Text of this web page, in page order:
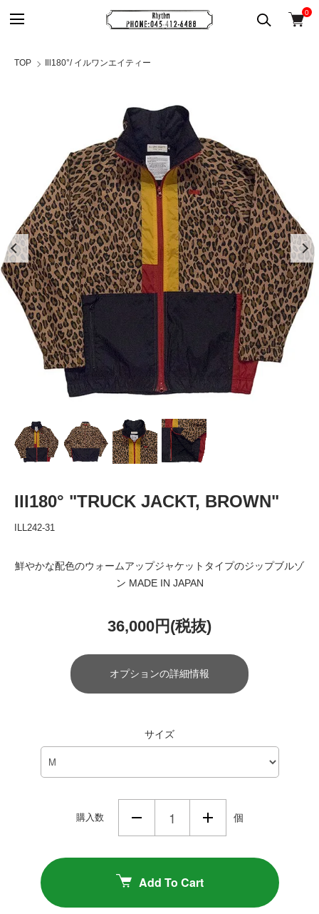
0
TOP Ill180°/ イルワンエイティー
Ill180° "TRUCK JACKT, BROWN"
ILL242-31
鮮やかな配色のウォームアップジャケットタイプのジップブルゾ
ン MADE IN JAPAN
36,000円(税抜)
オプションの詳細情報
サイズ
購入数 個
Add To Cart